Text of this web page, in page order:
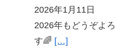
2026年1月11日
2026年もどうぞよ
す🌈 […]